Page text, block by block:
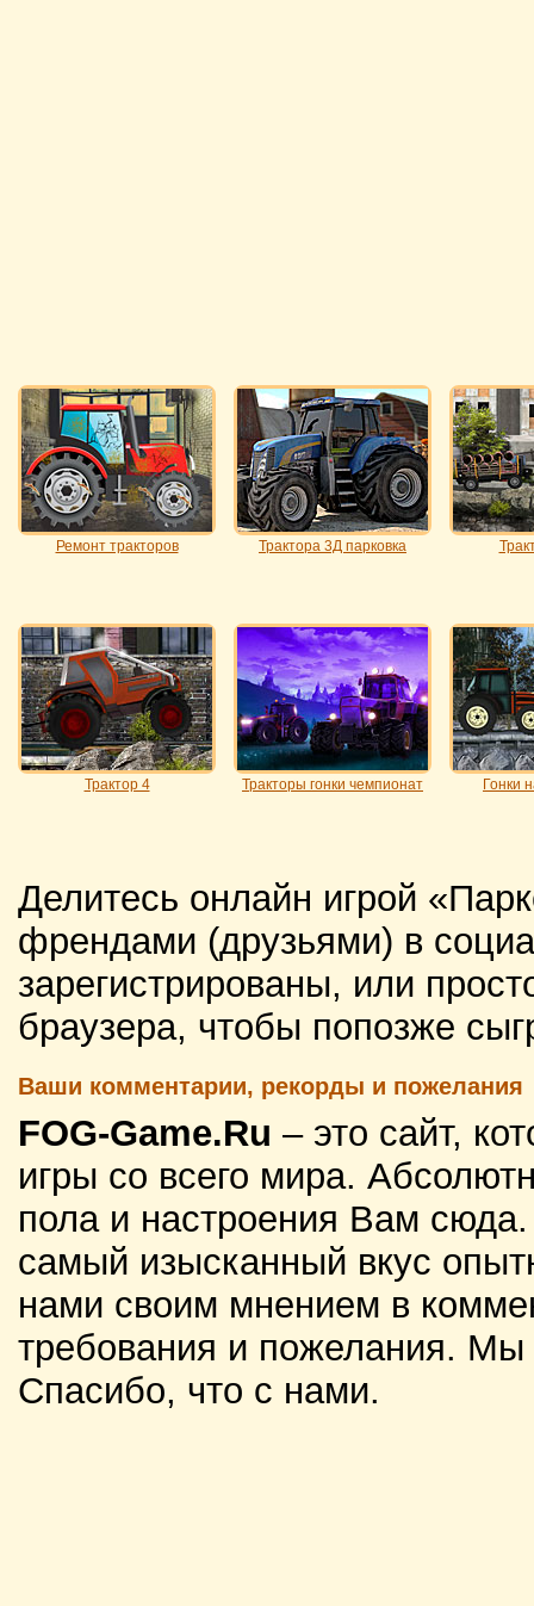
Ремонт тракторов Трактора 3Д парковка
Трактор 4 Тракторы гонки чемпионат Гонки
Делитесь онлайн игрой
френдами (друзьями) в
зарегистрированы, или
браузера, чтобы попозже
Ваши комментарии, рекорды и пожелания
FOG-Game.Ru – это сайт,
игры со всего мира.
пола и настроения Вам
самый изысканный вкус
нами своим мнением в
требования и пожелания.
Спасибо, что с нами.